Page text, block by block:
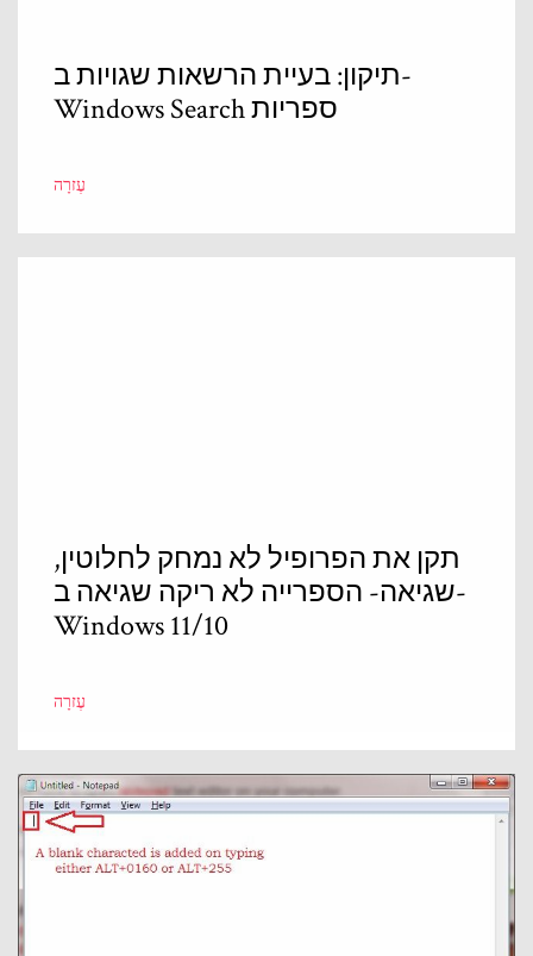
תיקון: בעיית הרשאות שגויות ב-
Windows Search ספריות
עֶזרָה
תקן את הפרופיל לא נמחק לחלוטין,
שגיאה- הספרייה לא ריקה שגיאה ב-
Windows 11/10
עֶזרָה